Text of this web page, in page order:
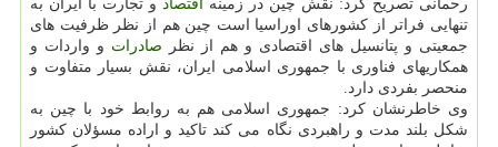
رحمانی تصریح كرد: نقش چین در زمینه اقتصاد و تجارت با ایران به
تنهایی فراتر از كشورهای اوراسیا است چین هم از نظر ظرفیت های
جمعیتی و پتانسیل های اقتصادی و هم از نظر صادرات و واردات و
همكاریهای فناوری با جمهوری اسلامی ایران، نقش بسیار متفاوت و
منحصر بفردی دارد.
وی خاطرنشان كرد: جمهوری اسلامی هم به روابط خود با چین به
شكل بلند مدت و راهبردی نگاه می كند تاكید و اراده مسؤلان كشور